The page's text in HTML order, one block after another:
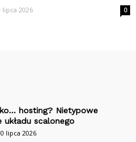
lipca 2026 0
hosting? Nietypowe
układu scalonego
lipca 2026